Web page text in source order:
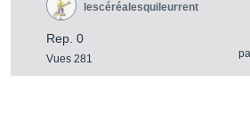
Rep. 0
Vues 281
lescéréalesquileurrent